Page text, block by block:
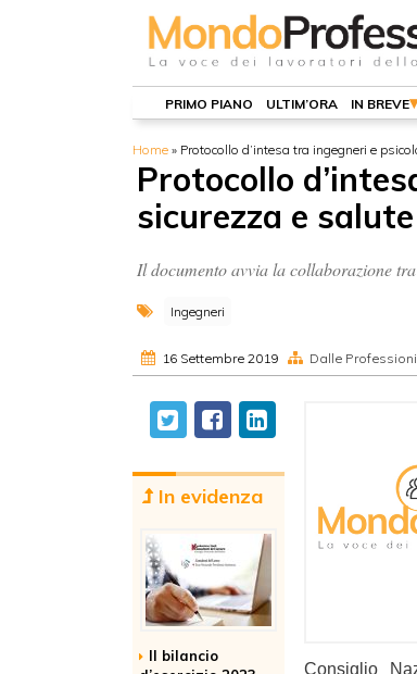
PRIMO PIANO ULTIM’ORA IN BREVE
Home » Protocollo d’intesa tra ingegneri e
Protocollo
sicurezza e salute
Il documento avvia la collaborazione
Ingegneri
16 Settembre 2019 Dalle Professioni
In evidenza
Il bilancio
Consiglio